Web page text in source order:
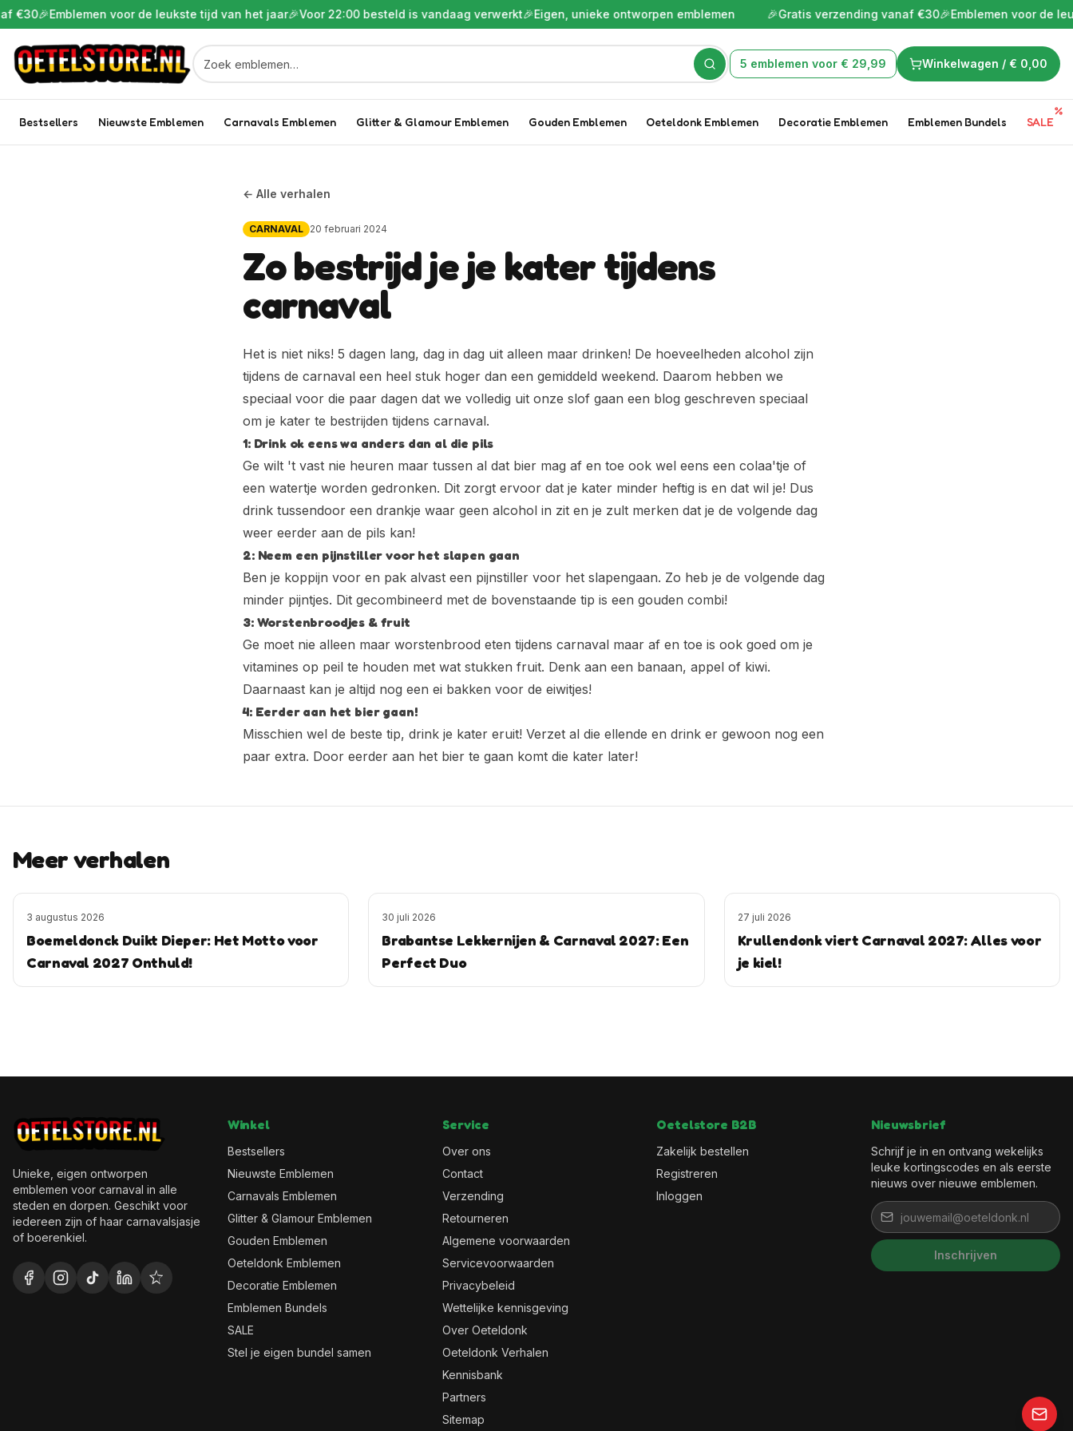
€30🎉Emblemen voor de leukste tijd van het jaar🎉Voor 22:00 besteld is vandaag verwerkt🎉Eigen, unieke ontworpen emblemen Gratis verzending vanaf €30🎉Emblemen voor de
5 emblemen voor € 29,99 Winkelwagen / € 0,00
Bestsellers Nieuwste Emblemen Carnavals Emblemen Glitter & Glamour Emblemen Gouden Emblemen Oeteldonk Emblemen Decoratie Emblemen Emblemen Bundels SALE
← Alle verhalen
CARNAVAL 20 februari 2024
Zo bestrijd je je kater tijdens
carnaval
Het is niet niks! 5 dagen lang, dag in dag uit alleen maar drinken! De hoeveelheden alcohol zijn
tijdens de carnaval een heel stuk hoger dan een gemiddeld weekend. Daarom hebben we
speciaal voor die paar dagen dat we volledig uit onze slof gaan een blog geschreven speciaal
om je kater te bestrijden tijdens carnaval.
1: Drink ok eens wa anders dan al die pils
Ge wilt 't vast nie heuren maar tussen al dat bier mag af en toe ook wel eens een colaa'tje of
een watertje worden gedronken. Dit zorgt ervoor dat je kater minder heftig is en dat wil je! Dus
drink tussendoor een drankje waar geen alcohol in zit en je zult merken dat je de volgende dag
weer eerder aan de pils kan!
2: Neem een pijnstiller voor het slapen gaan
Ben je koppijn voor en pak alvast een pijnstiller voor het slapengaan. Zo heb je de volgende dag
minder pijntjes. Dit gecombineerd met de bovenstaande tip is een gouden combi!
3: Worstenbroodjes & fruit
Ge moet nie alleen maar worstenbrood eten tijdens carnaval maar af en toe is ook goed om je
vitamines op peil te houden met wat stukken fruit. Denk aan een banaan, appel of kiwi.
Daarnaast kan je altijd nog een ei bakken voor de eiwitjes!
4: Eerder aan het bier gaan!
Misschien wel de beste tip, drink je kater eruit! Verzet al die ellende en drink er gewoon nog een
paar extra. Door eerder aan het bier te gaan komt die kater later!
Meer verhalen
3 augustus 2026
Boemeldonck Duikt Dieper: Het Motto voor
Carnaval 2027 Onthuld!
30 juli 2026
Brabantse Lekkernijen & Carnaval 2027: Een
Perfect Duo
27 juli 2026
Krullendonk viert Carnaval 2027: Alles voor
je kiel!
Unieke, eigen ontworpen
emblemen voor carnaval in alle
steden en dorpen. Geschikt voor
iedereen zijn of haar carnavalsjasje
of boerenkiel.
Winkel
Bestsellers
Nieuwste Emblemen
Carnavals Emblemen
Glitter & Glamour Emblemen
Gouden Emblemen
Oeteldonk Emblemen
Decoratie Emblemen
Emblemen Bundels
SALE
Stel je eigen bundel samen
Service
Over ons
Contact
Verzending
Retourneren
Algemene voorwaarden
Servicevoorwaarden
Privacybeleid
Wettelijke kennisgeving
Over Oeteldonk
Oeteldonk Verhalen
Kennisbank
Partners
Sitemap
Oetelstore B2B
Zakelijk bestellen
Registreren
Inloggen
Nieuwsbrief
Schrijf je in en ontvang wekelijks
leuke kortingscodes en als eerste
nieuws over nieuwe emblemen.
Inschrijven